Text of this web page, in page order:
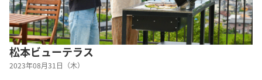
松本ビューテラス
2023年08月31日（木）